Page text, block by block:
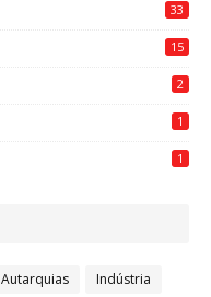
33
15
2
1
1
Autarquias
Indústria